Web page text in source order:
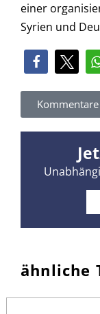
einer
Syrien und
ähnliche